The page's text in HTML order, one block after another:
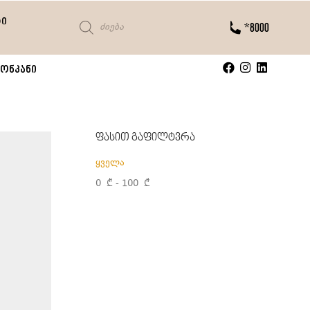
*8000
ფასით გაფილტვრა
ყველა
0 ₾- 100 ₾